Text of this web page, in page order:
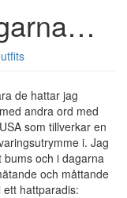
de hattar jag
andra ord med
som tillverkar en
i. Jag
bums och i dagarna
och måttande
hattparadis: